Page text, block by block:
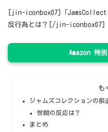
[jin-iconbox07]「
反行為とは？[/jin-iconbox07]
Amazon 特
も
ジャムズコレクションの脱
世間の反応は？
まとめ